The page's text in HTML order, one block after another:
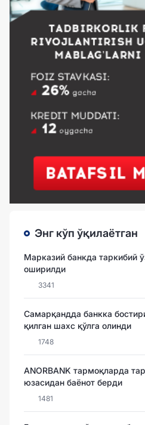
Энг кўп ўқилаётган
Марказий банкда таркибий
оширилди
3341
Самарқандда банкка
қилган шахс қўлга олинди
1748
ANORBANK тармоқларда
юзасидан баёнот берди
1481